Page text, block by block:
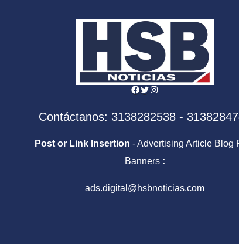
Facebook
Twitter
Instagram
Contáctanos: 3138282538 -
Post or Link Insertion - Advertising Article Blog
Banners :
ads.digital@hsbnoticias.com